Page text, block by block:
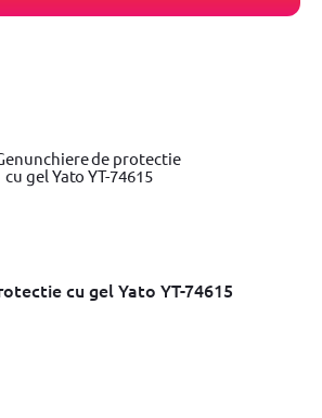
cu gel Yato YT-74615